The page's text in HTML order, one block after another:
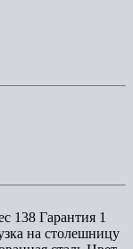
138 Гарантия 1
на столешницу